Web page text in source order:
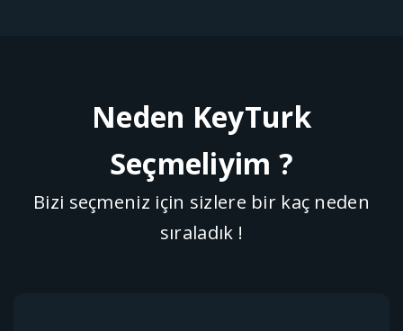
Neden KeyTurk
Seçmeliyim ?
Bizi seçmeniz için sizlere bir kaç neden
sıraladık !